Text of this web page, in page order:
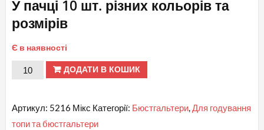
У пачці 10 шт. різних кольорів та
розмірів
Є в наявності
В,С,Д
Мікс
ДОДАТИ В КОШИК
Артикул: 5216 Мікс Категорії: Бюстгальтери,Для годування
топи та бюстгальтери